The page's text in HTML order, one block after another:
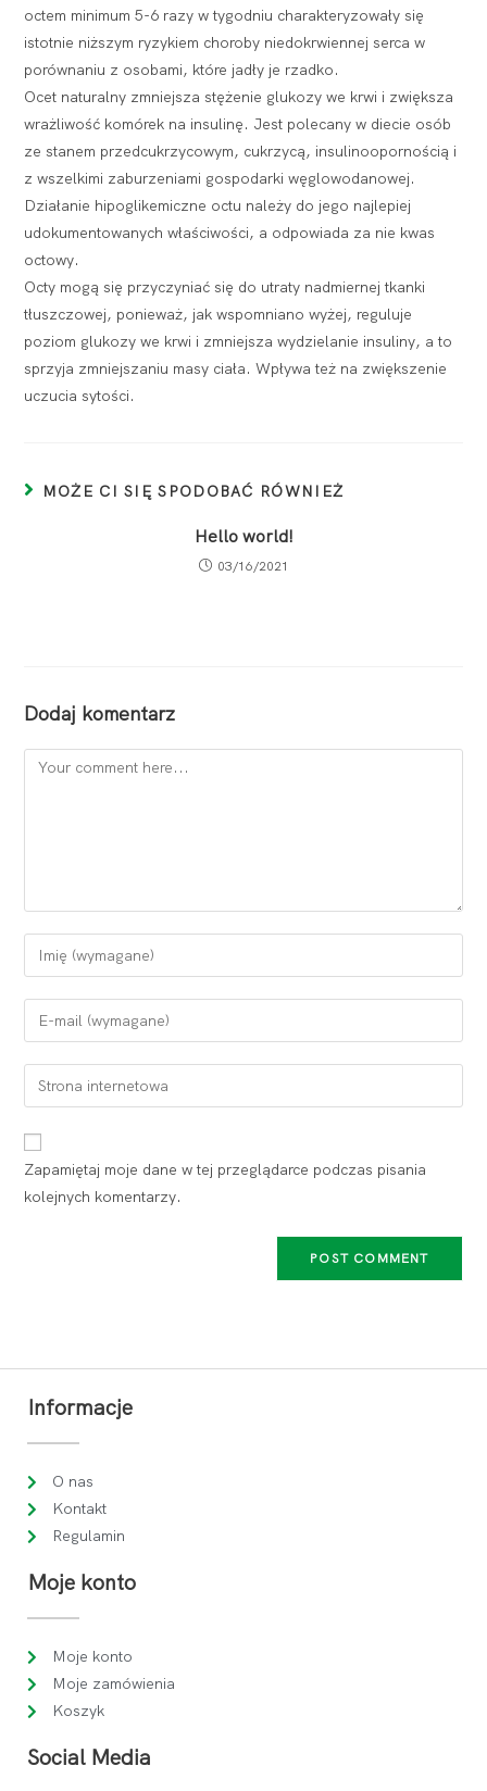
octem minimum 5-6 razy w tygodniu charakteryzowały się
istotnie niższym ryzykiem choroby niedokrwiennej serca w
porównaniu z osobami, które jadły je rzadko.
Ocet naturalny zmniejsza stężenie glukozy we krwi i zwiększa
wrażliwość komórek na insulinę. Jest polecany w diecie osób
ze stanem przedcukrzycowym, cukrzycą, insulinoopornością i
z wszelkimi zaburzeniami gospodarki węglowodanowej.
Działanie hipoglikemiczne octu należy do jego najlepiej
udokumentowanych właściwości, a odpowiada za nie kwas
octowy.
Octy mogą się przyczyniać się do utraty nadmiernej tkanki
tłuszczowej, ponieważ, jak wspomniano wyżej, reguluje
poziom glukozy we krwi i zmniejsza wydzielanie insuliny, a to
sprzyja zmniejszaniu masy ciała. Wpływa też na zwiększenie
uczucia sytości.
MOŻE CI SIĘ SPODOBAĆ RÓWNIEŻ
Hello world!
03/16/2021
Dodaj komentarz
Zapamiętaj moje dane w tej przeglądarce podczas pisania
kolejnych komentarzy.
Informacje
O nas
Kontakt
Regulamin
Moje konto
Moje konto
Moje zamówienia
Koszyk
Social Media